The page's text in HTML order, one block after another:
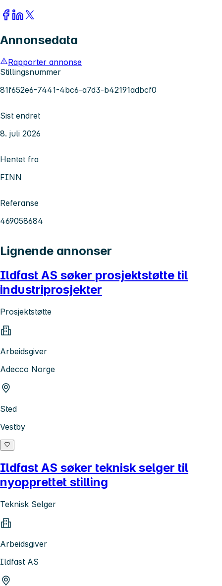
Annonsedata
Rapporter annonse
Stillingsnummer
81f652e6-7441-4bc6-a7d3-b42191adbcf0
Sist endret
8. juli 2026
Hentet fra
FINN
Referanse
469058684
Lignende annonser
Ildfast AS søker prosjektstøtte til
industriprosjekter
Prosjektstøtte
Arbeidsgiver
Adecco Norge
Sted
Vestby
Ildfast AS søker teknisk selger til
nyopprettet stilling
Teknisk Selger
Arbeidsgiver
Ildfast AS